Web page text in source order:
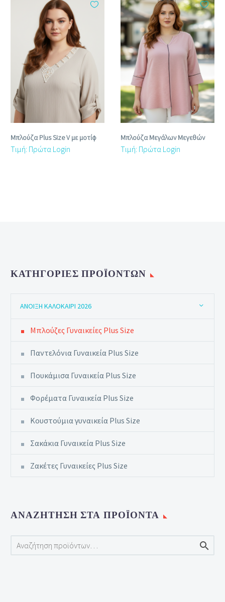
Μπλούζα Plus Size V με μοτίφ
Τιμή: Πρώτα Login
Μπλούζα Μεγάλων Μεγεθών
Τιμή: Πρώτα Login
ΚΑΤΗΓΟΡΊΕΣ ΠΡΟΪΌΝΤΩΝ
ΆΝΟΙΞΗ ΚΑΛΟΚΑΊΡΙ 2026
Μπλούζες Γυναικείες Plus Size
Παντελόνια Γυναικεία Plus Size
Πουκάμισα Γυναικεία Plus Size
Φορέματα Γυναικεία Plus Size
Κουστούμια γυναικεία Plus Size
Σακάκια Γυναικεία Plus Size
Ζακέτες Γυναικείες Plus Size
ΑΝΑΖΉΤΗΣΗ ΣΤΑ ΠΡΟΪΌΝΤΑ
